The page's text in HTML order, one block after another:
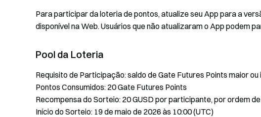
Para participar da loteria de pontos, atualize seu App para a
disponível na Web. Usuários que não atualizaram o App podem
Pool da Loteria
Requisito de Participação: saldo de Gate Futures Points maior ou
Pontos Consumidos: 20 Gate Futures Points
Recompensa do Sorteio: 20 GUSD por participante, por ordem
Início do Sorteio: 19 de maio de 2026 às 10:00 (UTC)